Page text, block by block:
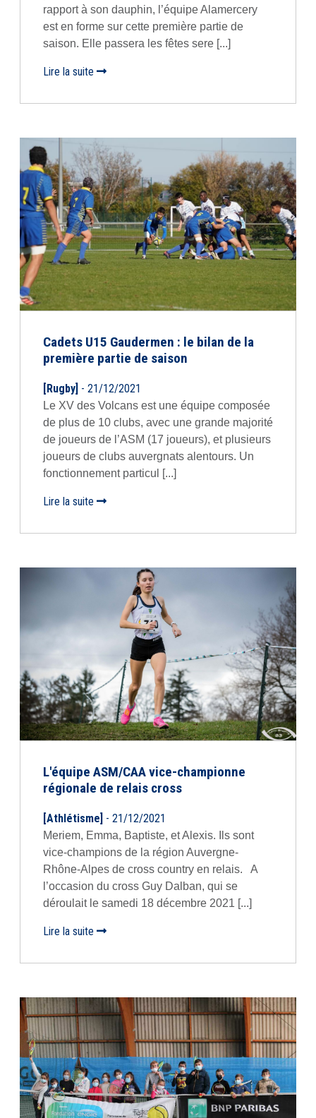
rapport à son dauphin, l’équipe Alamercery
est en forme sur cette première partie de
saison. Elle passera les fêtes sere [...]
Lire la suite
Cadets U15 Gaudermen : le bilan de la
première partie de saison
[Rugby] - 21/12/2021
Le XV des Volcans est une équipe composée
de plus de 10 clubs, avec une grande majorité
de joueurs de l’ASM (17 joueurs), et plusieurs
joueurs de clubs auvergnats alentours. Un
fonctionnement particul [...]
Lire la suite
L'équipe ASM/CAA vice-championne
régionale de relais cross
[Athlétisme] - 21/12/2021
Meriem, Emma, Baptiste, et Alexis. Ils sont
vice-champions de la région Auvergne-
Rhône-Alpes de cross country en relais. A
l’occasion du cross Guy Dalban, qui se
déroulait le samedi 18 décembre 2021 [...]
Lire la suite